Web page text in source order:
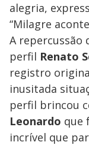
alegria,
“Milagre
A repercussão
perfil Renato
registro
inusitada
perfil brincou
Leonardo que
incrível que